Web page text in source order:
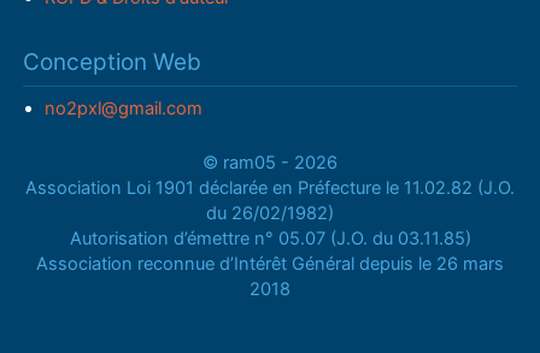
Conception Web
no2pxl@gmail.com
© ram05 - 2026
Association Loi 1901 déclarée en Préfecture le 11.02.82 (J.O.
du 26/02/1982)
Autorisation d’émettre n° 05.07 (J.O. du 03.11.85)
Association reconnue d’Intérêt Général depuis le 26 mars
2018